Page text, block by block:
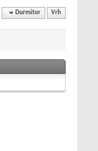
Durmitor Vrh